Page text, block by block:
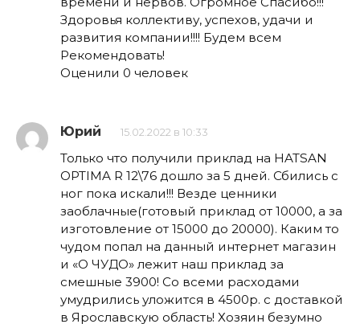
Здоровья коллективу, успехов, удачи и
развития компании!!!! Будем всем
Рекомендовать!
Оценили 0 человек
Юрий 15.02.2022 в 10:33
Только что получили приклад на HATSAN
OPTIMA R 12\76 дошло за 5 дней. Сбились с
ног пока искали!!! Везде ценники
заоблачные(готовый приклад от 10000, а за
изготовление от 15000 до 20000). Каким то
чудом попал на данный интернет магазин
и «О ЧУДО» лежит наш приклад за
смешные 3900! Со всеми расходами
умудрились уложится в 4500р. с доставкой
в Ярославскую область! Хозяин безумно